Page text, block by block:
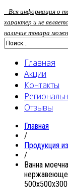
Вся информация о
характер и не
наличие товара
Главная
Акции
Контакты
Отзывы
Главная
/
Продукция
/
Ванна
500х500х300